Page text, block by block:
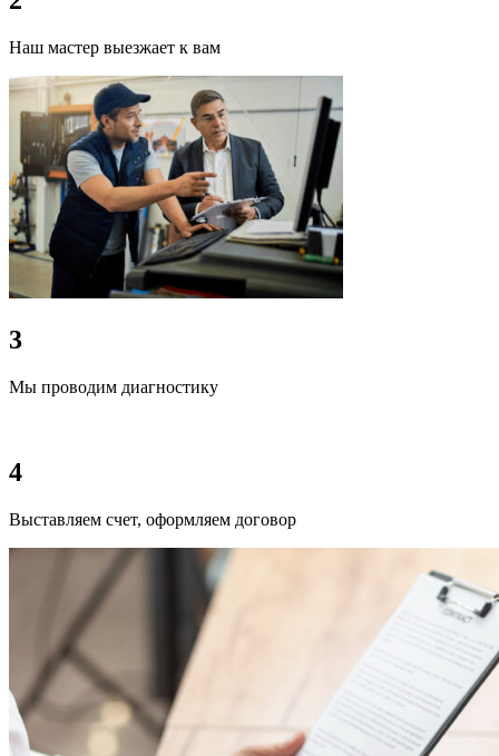
Наш мастер выезжает к вам
3
Мы проводим диагностику
4
Выставляем счет, оформляем договор